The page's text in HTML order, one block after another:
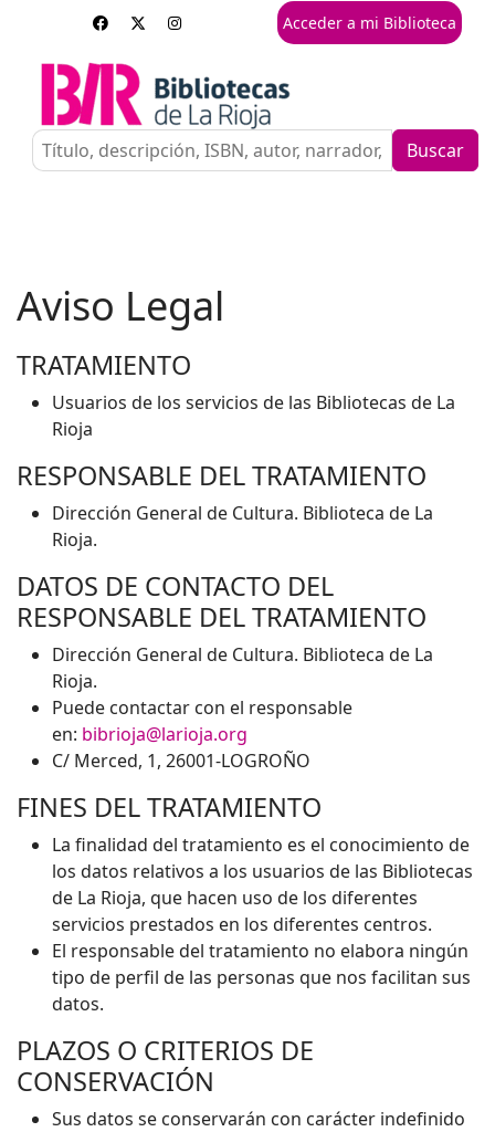
Acceder a mi Biblioteca
Buscar
Aviso Legal
TRATAMIENTO
Usuarios de los servicios de las Bibliotecas de La
Rioja
RESPONSABLE DEL TRATAMIENTO
Dirección General de Cultura. Biblioteca de La
Rioja.
DATOS DE CONTACTO DEL
RESPONSABLE DEL TRATAMIENTO
Dirección General de Cultura. Biblioteca de La
Rioja.
Puede contactar con el responsable
en: bibrioja@larioja.org
C/ Merced, 1, 26001-LOGROÑO
FINES DEL TRATAMIENTO
La finalidad del tratamiento es el conocimiento de
los datos relativos a los usuarios de las Bibliotecas
de La Rioja, que hacen uso de los diferentes
servicios prestados en los diferentes centros.
El responsable del tratamiento no elabora ningún
tipo de perfil de las personas que nos facilitan sus
datos.
PLAZOS O CRITERIOS DE
CONSERVACIÓN
Sus datos se conservarán con carácter indefinido